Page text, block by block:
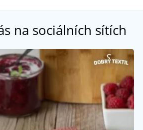
na sociálních sítích